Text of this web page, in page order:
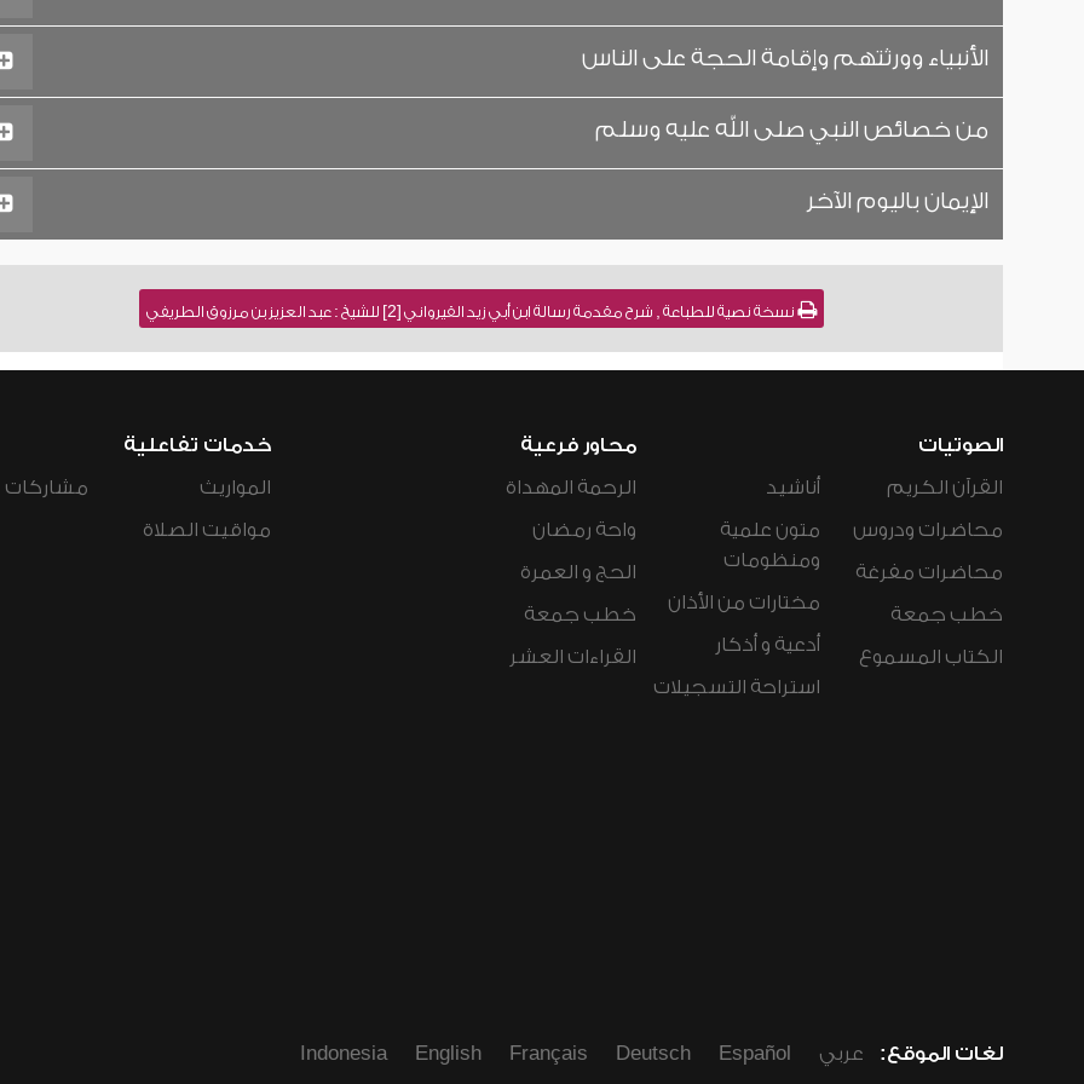
الأنبياء وورثتهم وإقامة الحجة على الناس
من خصائص النبي صلى الله عليه وسلم
الإيمان باليوم الآخر
نسخة نصية للطباعة , شرح مقدمة رسالة ابن أبي زيد القيرواني [2] للشيخ : عبد العزيز بن مرزوق الطريفي
الصوتيات
القرآن الكريم
محاضرات ودروس
محاضرات مفرغة
خطب جمعة
الكتاب المسموع
أناشيد
متون علمية
ومنظومات
مختارات من الأذان
أدعية و أذكار
استراحة التسجيلات
محاور فرعية
الرحمة المهداة
واحة رمضان
الحج و العمرة
خطب جمعة
القراءات العشر
خدمات تفاعلية
المواريث
مواقيت الصلاة
مشاركات
لغات الموقع: عربي Español
Deutsch
Français
English
Indonesia